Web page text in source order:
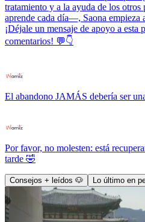
tratamiento y a la ayuda de los
aprende cada día—, Saona empieza
¡Déjale un mensaje de apoyo a esta
comentarios! 💬👇
El abandono JAMÁS debería ser
Por favor, no molesten: está
tarde 🤣
Consejos + leídos 🐶 Lo último en